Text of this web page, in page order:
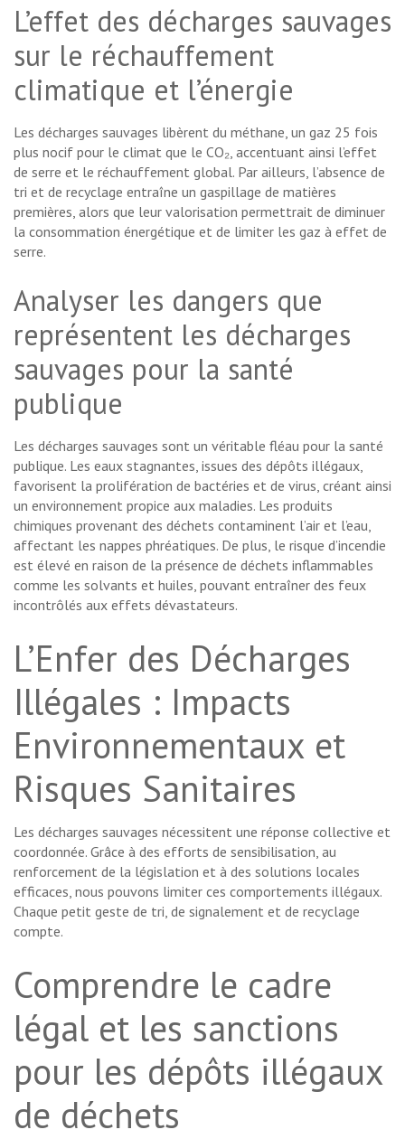
L’effet des décharges sauvages
sur le réchauffement
climatique et l’énergie
Les décharges sauvages libèrent du méthane, un gaz 25 fois
plus nocif pour le climat que le CO₂, accentuant ainsi l’effet
de serre et le réchauffement global. Par ailleurs, l’absence de
tri et de recyclage entraîne un gaspillage de matières
premières, alors que leur valorisation permettrait de diminuer
la consommation énergétique et de limiter les gaz à effet de
serre.
Analyser les dangers que
représentent les décharges
sauvages pour la santé
publique
Les décharges sauvages sont un véritable fléau pour la santé
publique. Les eaux stagnantes, issues des dépôts illégaux,
favorisent la prolifération de bactéries et de virus, créant ainsi
un environnement propice aux maladies. Les produits
chimiques provenant des déchets contaminent l’air et l’eau,
affectant les nappes phréatiques. De plus, le risque d’incendie
est élevé en raison de la présence de déchets inflammables
comme les solvants et huiles, pouvant entraîner des feux
incontrôlés aux effets dévastateurs.
L’Enfer des Décharges
Illégales : Impacts
Environnementaux et
Risques Sanitaires
Les décharges sauvages nécessitent une réponse collective et
coordonnée. Grâce à des efforts de sensibilisation, au
renforcement de la législation et à des solutions locales
efficaces, nous pouvons limiter ces comportements illégaux.
Chaque petit geste de tri, de signalement et de recyclage
compte.
Comprendre le cadre
légal et les sanctions
pour les dépôts illégaux
de déchets